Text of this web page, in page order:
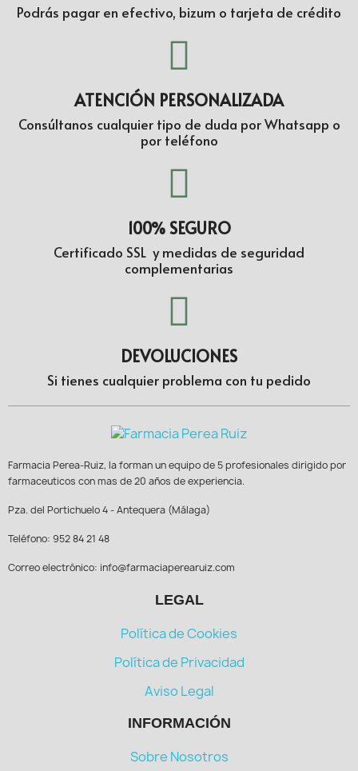
Podrás pagar en efectivo, bizum o tarjeta de crédito
ATENCIÓN PERSONALIZADA
Consúltanos cualquier tipo de duda por Whatsapp o
por teléfono
100% SEGURO
Certificado SSL y medidas de seguridad
complementarias
DEVOLUCIONES
Si tienes cualquier problema con tu pedido
Farmacia Perea-Ruiz, la forman un equipo de 5 profesionales dirigido por
farmaceuticos con mas de 20 años de experiencia.
Pza. del Portichuelo 4 - Antequera (Málaga)
Teléfono: 952 84 21 48
Correo electrónico: info@farmaciaperearuiz.com
LEGAL
Política de Cookies
Política de Privacidad
Aviso Legal
INFORMACIÓN
Sobre Nosotros